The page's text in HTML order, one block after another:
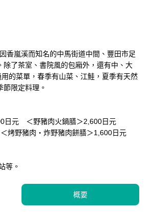
香嵐溪而知名的中馬街道中間、豐田市足
除了茶室、書院風的包廂外，還有中、大
的菜單，春季有山菜、江鮭，夏季有天然
限定料理。
日元 ＜野豬肉火鍋膳＞2,600日元
烤野豬肉・炸野豬肉餅膳＞1,600日元
等。
概要